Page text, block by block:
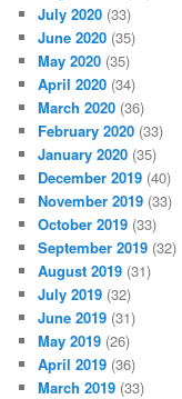
July 2020 (33)
June 2020 (35)
May 2020 (35)
April 2020 (34)
March 2020 (36)
February 2020 (33)
January 2020 (35)
December 2019 (40)
November 2019 (33)
October 2019 (33)
September 2019 (32)
August 2019 (31)
July 2019 (32)
June 2019 (31)
May 2019 (26)
April 2019 (36)
March 2019 (33)